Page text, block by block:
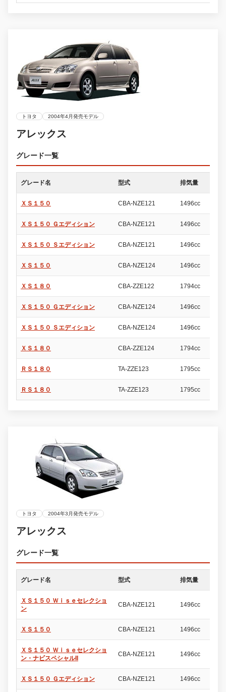
トヨタ 2004年4月発売モデル
アレックス
グレード一覧
グレード名 型式 排気量
ＸＳ１５０ CBA-NZE121 1496cc
ＸＳ１５０ Ｇエディション CBA-NZE121 1496cc
ＸＳ１５０ Ｓエディション CBA-NZE121 1496cc
ＸＳ１５０ CBA-NZE124 1496cc
ＸＳ１８０ CBA-ZZE122 1794cc
ＸＳ１５０ Ｇエディション CBA-NZE124 1496cc
ＸＳ１５０ Ｓエディション CBA-NZE124 1496cc
ＸＳ１８０ CBA-ZZE124 1794cc
ＲＳ１８０ TA-ZZE123 1795cc
ＲＳ１８０ TA-ZZE123 1795cc
トヨタ 2004年3月発売モデル
アレックス
グレード一覧
グレード名 型式 排気量
ＸＳ１５０ Ｗｉｓｅセレクショ
ン
CBA-NZE121 1496cc
ＸＳ１５０ CBA-NZE121 1496cc
ＸＳ１５０ Ｗｉｓｅセレクショ
ン・ナビスペシャルII
CBA-NZE121 1496cc
ＸＳ１５０ Ｇエディション CBA-NZE121 1496cc